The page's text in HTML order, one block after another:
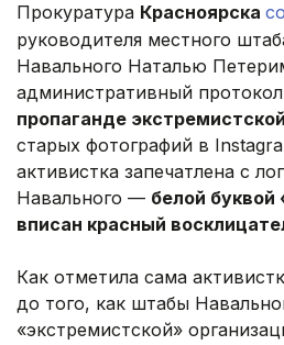
Прокуратура Красноярска
руководителя местного
Навального Наталью
административный
пропаганде
старых фотографий в
активистка запечатлена с
Навального — белой
вписан красный
Как отметила сама
до того, как штабы
«экстремистской»